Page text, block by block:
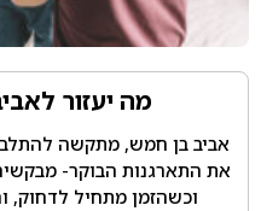
מה יעזור
אביב בן חמש, מתקשה
את התארגנות הבוקר-
וכשהזמן מתחיל